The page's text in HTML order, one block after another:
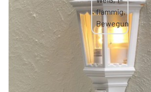
Konstsmide Firenze
Weiß, 1-flammig,